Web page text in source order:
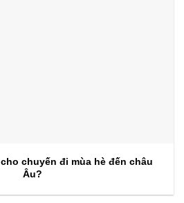
chuyến đi mùa hè đến châu
Âu?